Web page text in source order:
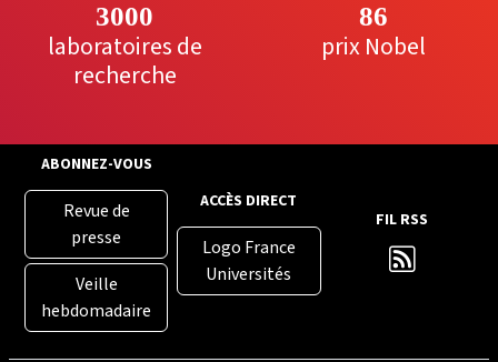
3000
laboratoires de
recherche
86
prix Nobel
ABONNEZ-VOUS
Revue de
presse
Veille
hebdomadaire
ACCÈS DIRECT
Logo France
Universités
FIL RSS